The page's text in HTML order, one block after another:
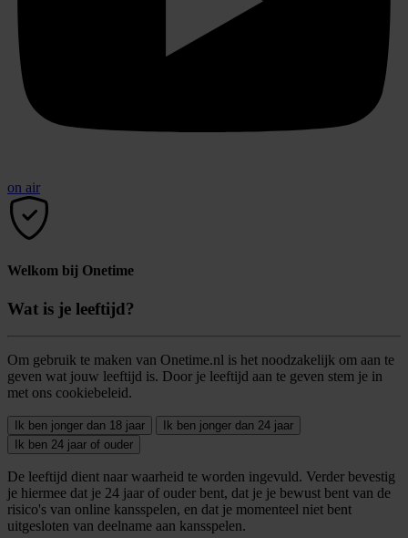
on air
Welkom bij Onetime
Wat is je leeftijd?
Om gebruik te maken van Onetime.nl is het noodzakelijk om aan te
geven wat jouw leeftijd is. Door je leeftijd aan te geven stem je in
met ons cookiebeleid.
Ik ben jonger dan 18 jaar
Ik ben jonger dan 24 jaar
Ik ben 24 jaar of ouder
De leeftijd dient naar waarheid te worden ingevuld. Verder bevestig
je hiermee dat je 24 jaar of ouder bent, dat je je bewust bent van de
risico's van online kansspelen, en dat je momenteel niet bent
uitgesloten van deelname aan kansspelen.